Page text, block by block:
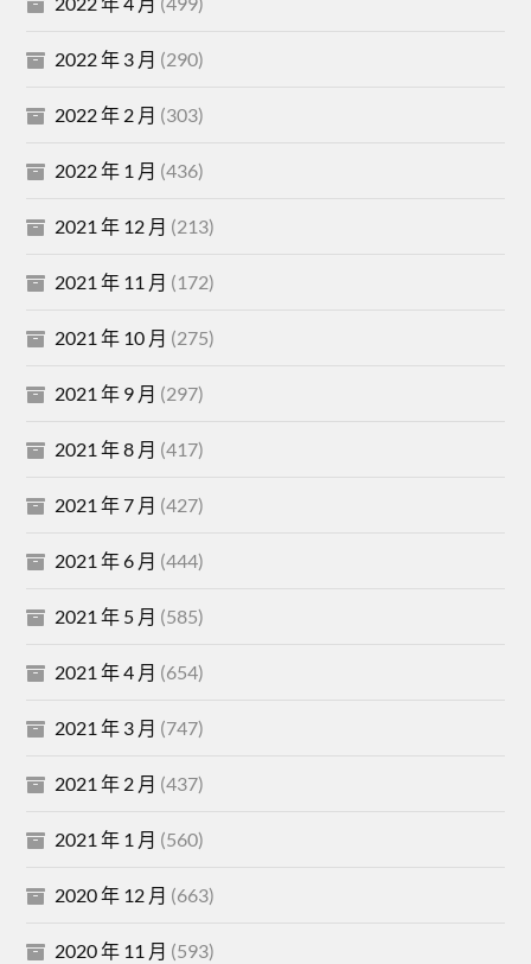
2022 年 3 月 (290)
2022 年 2 月 (303)
2022 年 1 月 (436)
2021 年 12 月 (213)
2021 年 11 月 (172)
2021 年 10 月 (275)
2021 年 9 月 (297)
2021 年 8 月 (417)
2021 年 7 月 (427)
2021 年 6 月 (444)
2021 年 5 月 (585)
2021 年 4 月 (654)
2021 年 3 月 (747)
2021 年 2 月 (437)
2021 年 1 月 (560)
2020 年 12 月 (663)
2020 年 11 月 (593)